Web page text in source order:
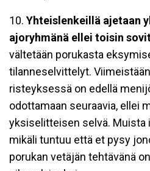
10. Yhteislenkeillä ajetaan
ajoryhmänä ellei toisin
vältetään porukasta
tilanneselvittelyt.
risteyksessä on edellä
odottamaan seuraavia, ellei
yksiselitteisen selvä. Muista
mikäli tuntuu että et pysy
porukan vetäjän tehtävänä